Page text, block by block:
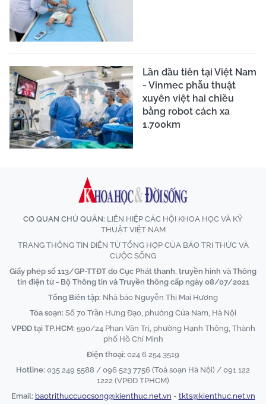
Lần đầu tiên tại Việt Nam
- Vinmec phẫu thuật
xuyên việt hai chiều
bằng robot cách xa
1.700km
CƠ QUAN CHỦ QUẢN: LIÊN HIỆP CÁC HỘI KHOA HỌC VÀ KỸ
THUẬT VIỆT NAM
TRANG THÔNG TIN ĐIỆN TỬ TỔNG HỢP CỦA BÁO TRI THỨC VÀ
CUỘC SỐNG
Giấy phép số 113/GP-TTĐT do Cục Phát thanh, truyền hình và Thông
tin điện tử - Bộ Thông tin và Truyền thông cấp ngày 08/07/2021
Tổng Biên tập: Nhà báo Nguyễn Thị Mai Hương
Tòa soạn: Số 70 Trần Hưng Đạo, phường Cửa Nam, Hà Nội
VPĐD tại TP.HCM: 590/24 Phan Văn Trị, phường Hạnh Thông, Thành
phố Hồ Chí Minh
Điện thoại: 024 6 254 3519
Hotline: 035 249 5588 / 096 523 7756 (Toà soạn Hà Nội) / 091 122
1222 (VPĐD TPHCM)
Email: baotrithuccuocsong@kienthuc.net.vn - tkts@kienthuc.net.vn